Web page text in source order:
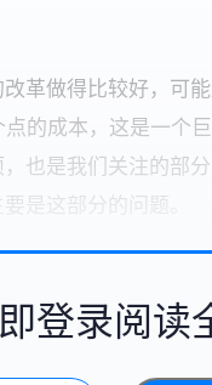
革做得比较好，可
点的成本，这是一个
也是我们关注的部
是这部分的问题。
登录阅读